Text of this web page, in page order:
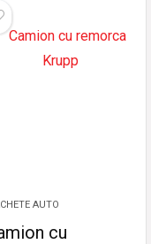
AUTO
cu